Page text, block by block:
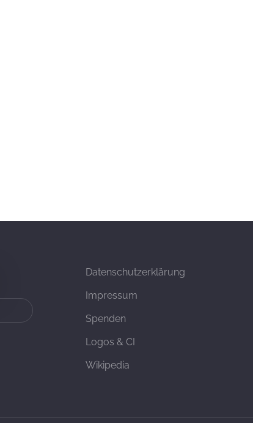
Datenschutzerklärung
Impressum
Spenden
Logos & CI
Wikipedia